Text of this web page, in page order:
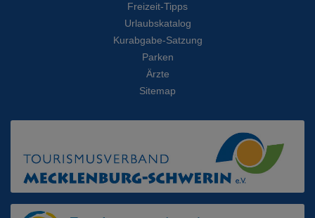
Freizeit-Tipps
Urlaubskatalog
Kurabgabe-Satzung
Parken
Ärzte
Sitemap